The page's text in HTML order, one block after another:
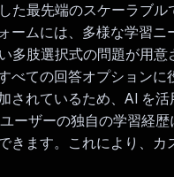
た最先端のスケーラブ
ームには、多様な学習
多肢選択式の問題が用
べての回答オプションに
されているため、AI を
ーザーの独自の学習経
きます。これにより、